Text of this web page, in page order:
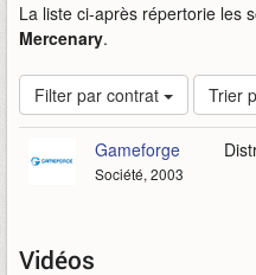
La liste ci-après répertorie les
Mercenary.
Filter par contrat Trier
Gameforge
Société, 2003
Vidéos